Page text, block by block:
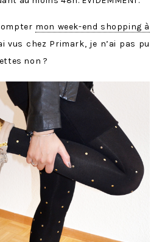
mon week-end shopping à
vus chez Primark, je n’ai pas pu
non ?